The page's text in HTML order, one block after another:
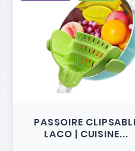
PASSOIRE
LACO | CUISINE...